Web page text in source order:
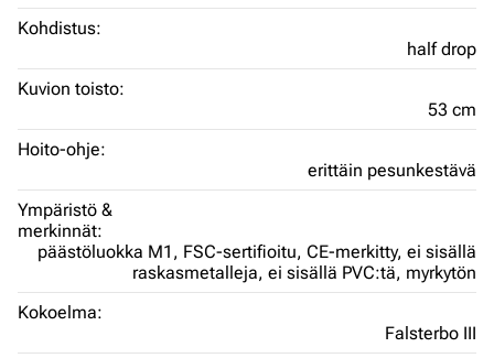
Kohdistus:
half drop
Kuvion toisto:
53 cm
Hoito-ohje:
erittäin pesunkestävä
Ympäristö &
merkinnät:
päästöluokka M1, FSC-sertifioitu, CE-merkitty, ei sisällä
raskasmetalleja, ei sisällä PVC:tä, myrkytön
Kokoelma:
Falsterbo III